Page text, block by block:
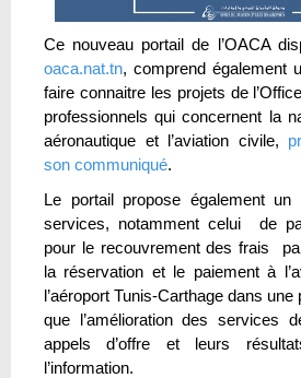
Ce nouveau portail de l’OACA
oaca.nat.tn, comprend également
faire connaitre les projets de
professionnels qui concernent la
aéronautique et l’aviation civile,
son communiqué.
Le portail propose également un
services, notamment celui de
pour le recouvrement des frais
la réservation et le paiement à
l’aéroport Tunis-Carthage dans
que l’amélioration des services
appels d’offre et leurs
l’information.